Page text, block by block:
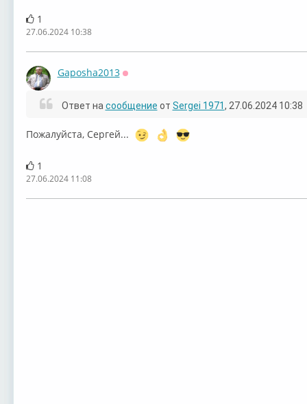
Валерий Ярушин Валерий Ярушин
1
27.06.2024 10:38
Gaposha2013
Ответ насообщение от Sergei 1971, 27.06.2024 10:38
Пожалуйста, Сергей...
1
27.06.2024 11:08